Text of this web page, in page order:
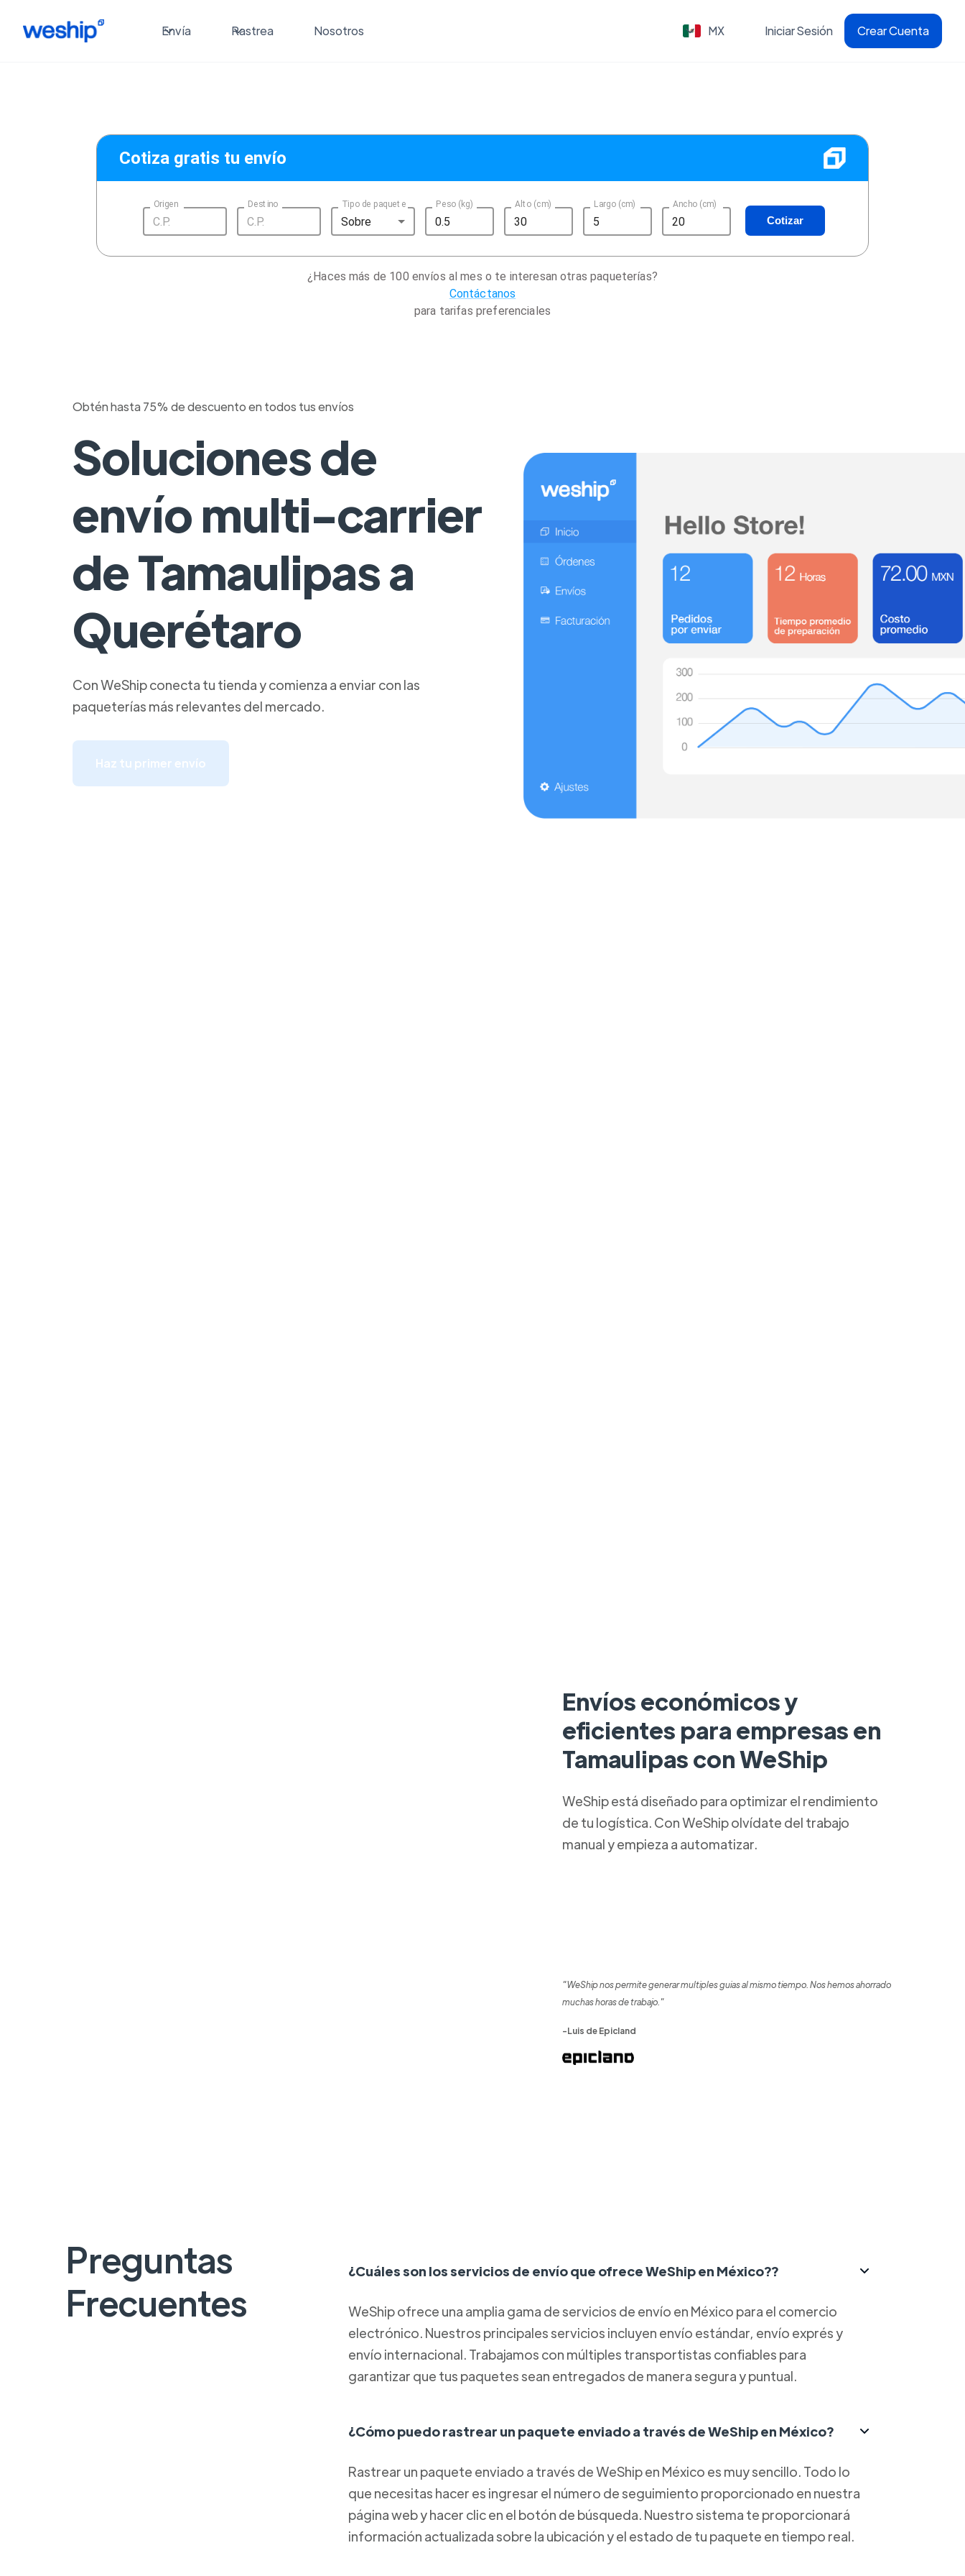
Envía Rastrea Nosotros MX Iniciar Sesión Crear Cuenta
Cotiza gratis tu envío
Origen Destino Tipo de paquete
Sobre
Peso (kg) Alto (cm) Largo (cm) Ancho (cm)
Cotizar
¿Haces más de 100 envíos al mes o te interesan otras paqueterías?
Contáctanos
para tarifas preferenciales
Obtén hasta 75% de descuento en todos tus envíos
Soluciones de
envío multi-carrier
de Tamaulipas a
Querétaro
Con WeShip conecta tu tienda y comienza a enviar con las
paqueterías más relevantes del mercado.
Haz tu primer envío
Envíos económicos y
eficientes para empresas en
Tamaulipas con WeShip
WeShip está diseñado para optimizar el rendimiento
de tu logística. Con WeShip olvídate del trabajo
manual y empieza a automatizar.
"WeShip nos permite generar multiples guias al mismo tiempo. Nos hemos ahorrado
muchas horas de trabajo."
-Luis de Epicland
Preguntas
Frecuentes
¿Cuáles son los servicios de envío que ofrece WeShip en México??
WeShip ofrece una amplia gama de servicios de envío en México para el comercio
electrónico. Nuestros principales servicios incluyen envío estándar, envío exprés y
envío internacional. Trabajamos con múltiples transportistas confiables para
garantizar que tus paquetes sean entregados de manera segura y puntual.
¿Cómo puedo rastrear un paquete enviado a través de WeShip en México?
Rastrear un paquete enviado a través de WeShip en México es muy sencillo. Todo lo
que necesitas hacer es ingresar el número de seguimiento proporcionado en nuestra
página web y hacer clic en el botón de búsqueda. Nuestro sistema te proporcionará
información actualizada sobre la ubicación y el estado de tu paquete en tiempo real.